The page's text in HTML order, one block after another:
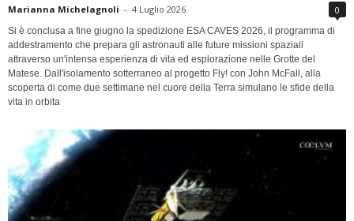
Marianna Michelagnoli - 4 Luglio 2026 0
Si è conclusa a fine giugno la spedizione ESA CAVES 2026, il programma di
addestramento che prepara gli astronauti alle future missioni spaziali
attraverso un'intensa esperienza di vita ed esplorazione nelle Grotte del
Matese. Dall'isolamento sotterraneo al progetto Fly! con John McFall, alla
scoperta di come due settimane nel cuore della Terra simulano le sfide della
vita in orbita